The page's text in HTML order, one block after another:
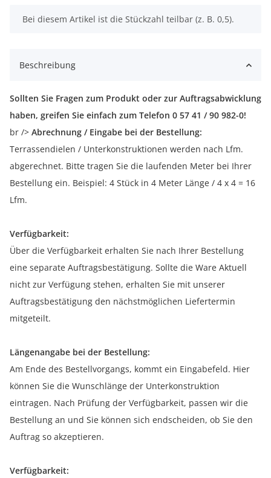
x
Bei diesem Artikel ist die Stückzahl teilbar (z. B. 0,5).
Beschreibung
Sollten Sie Fragen zum Produkt oder zur Auftragsabwicklung
haben, greifen Sie einfach zum Telefon 0 57 41 / 90 982-0!
br /> Abrechnung / Eingabe bei der Bestellung:
Terrassendielen / Unterkonstruktionen werden nach Lfm.
abgerechnet. Bitte tragen Sie die laufenden Meter bei Ihrer
Bestellung ein. Beispiel: 4 Stück in 4 Meter Länge / 4 x 4 = 16
Lfm.
Verfügbarkeit:
Über die Verfügbarkeit erhalten Sie nach Ihrer Bestellung
eine separate Auftragsbestätigung. Sollte die Ware Aktuell
nicht zur Verfügung stehen, erhalten Sie mit unserer
Auftragsbestätigung den nächstmöglichen Liefertermin
mitgeteilt.
Längenangabe bei der Bestellung:
Am Ende des Bestellvorgangs, kommt ein Eingabefeld. Hier
können Sie die Wunschlänge der Unterkonstruktion
eintragen. Nach Prüfung der Verfügbarkeit, passen wir die
Bestellung an und Sie können sich endscheiden, ob Sie den
Auftrag so akzeptieren.
Verfügbarkeit: